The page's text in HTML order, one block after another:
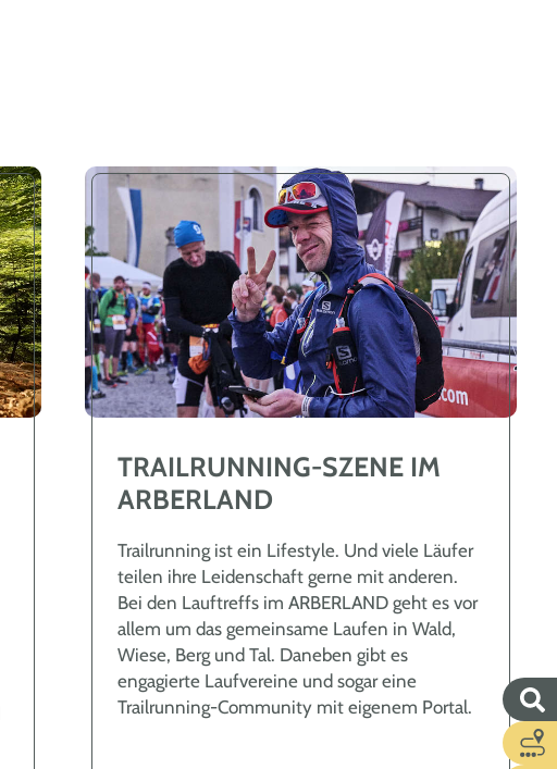
TRAILRUNNING-SZENE IM
ARBERLAND
Trailrunning ist ein Lifestyle. Und viele Läufer
teilen ihre Leidenschaft gerne mit anderen.
Bei den Lauftreffs im ARBERLAND geht es vor
allem um das gemeinsame Laufen in Wald,
Wiese, Berg und Tal. Daneben gibt es
engagierte Laufvereine und sogar eine
Trailrunning-Community mit eigenem Portal.